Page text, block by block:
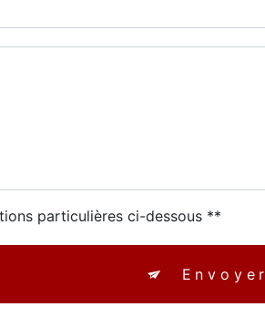
particulières ci-dessous **
Envoyer